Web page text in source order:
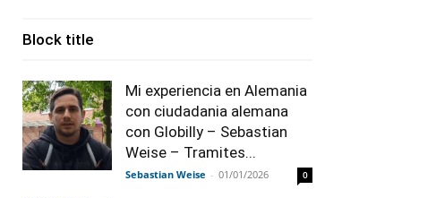
Block title
Mi experiencia en Alemania
con ciudadania alemana
con Globilly – Sebastian
Weise – Tramites...
Sebastian Weise - 01/01/2026 0